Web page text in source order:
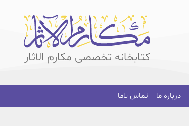
کتابخانه تخصصی مکارم الاثار
درباره ما تماس باما